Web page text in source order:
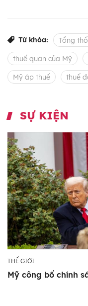
Từ khóa: Tổng
thuế quan của Mỹ
Mỹ áp thuế thuế
SỰ KIỆN
THẾ GIỚI
Mỹ công bố chính